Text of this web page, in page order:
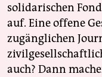
solidarischen
auf. Eine offene
zugänglichen
auch? Dann